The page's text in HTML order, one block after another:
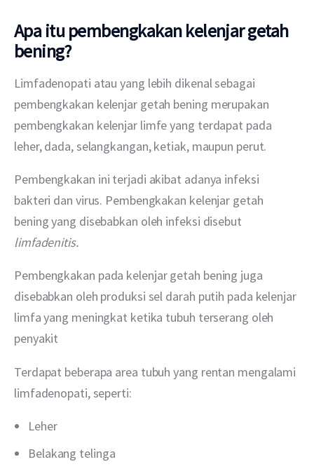
Apa itu pembengkakan kelenjar getah
bening?
Limfadenopati atau yang lebih dikenal sebagai
pembengkakan kelenjar getah bening merupakan
pembengkakan kelenjar limfe yang terdapat pada
leher, dada, selangkangan, ketiak, maupun perut.
Pembengkakan ini terjadi akibat adanya infeksi
bakteri dan virus. Pembengkakan kelenjar getah
bening yang disebabkan oleh infeksi disebut
limfadenitis.
Pembengkakan pada kelenjar getah bening juga
disebabkan oleh produksi sel darah putih pada kelenjar
limfa yang meningkat ketika tubuh terserang oleh
penyakit
Terdapat beberapa area tubuh yang rentan mengalami
limfadenopati, seperti:
Leher
Belakang telinga